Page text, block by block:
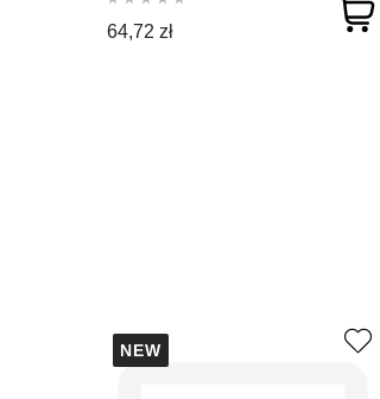
64,72 zł
NEW